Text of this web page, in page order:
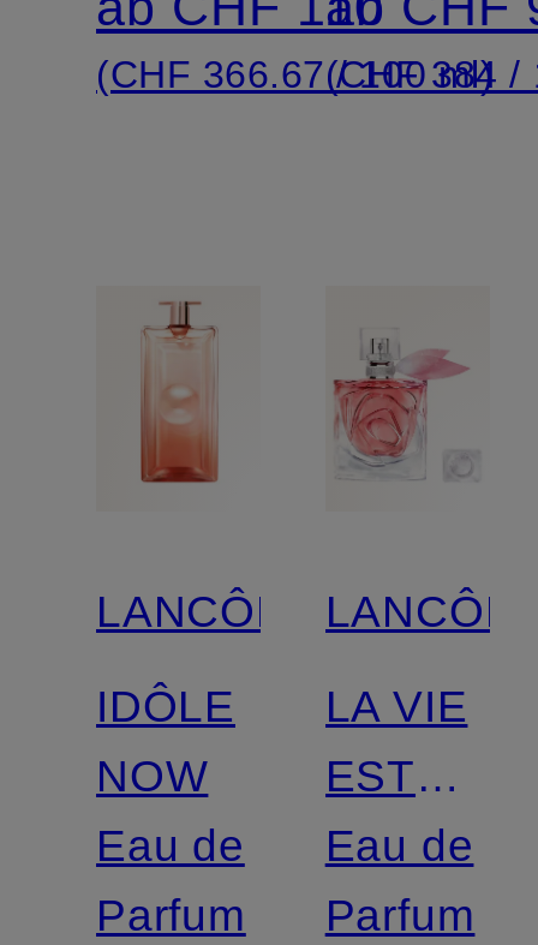
(CHF 366.67 / 100 ml)
(CHF 384 /
LANCÔME
IDÔLE
NOW
Eau de
Parfum
LA VIE
EST
BELLE
ROSE
Eau de
Parfum